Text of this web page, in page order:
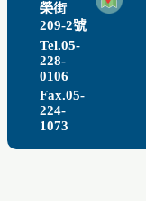
榮街
209-2號
Tel.05-
228-
0106
Fax.05-
224-
1073